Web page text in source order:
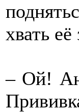
хвать
– Ой!